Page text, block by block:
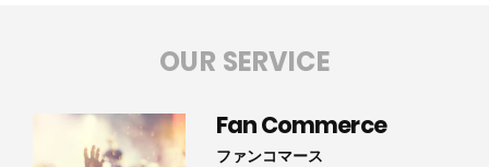
OUR SERVICE
Fan Commerce
ファンコマース